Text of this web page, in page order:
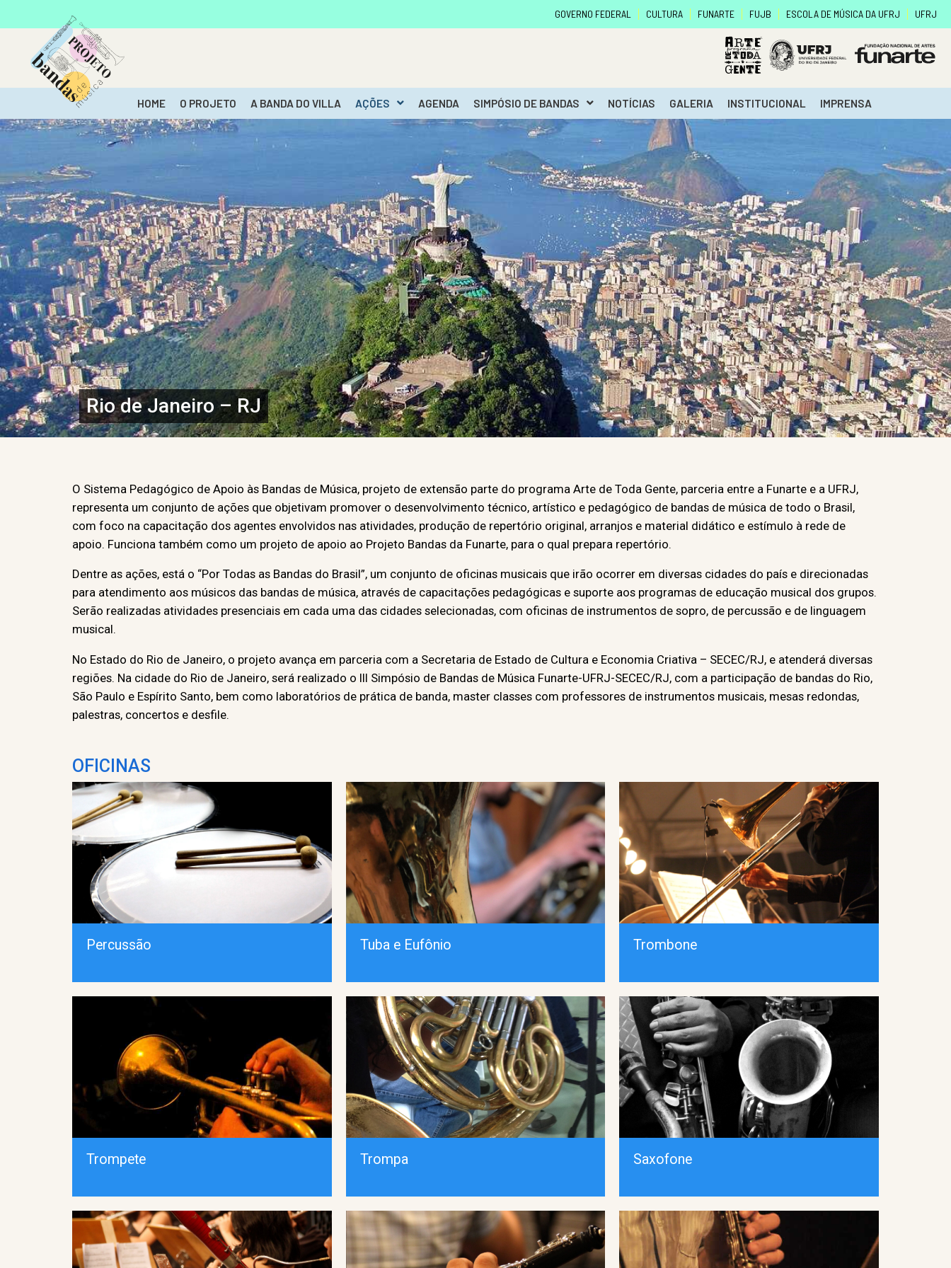
GOVERNO FEDERAL CULTURA FUNARTE FUJB ESCOLA DE MÚSICA DA UFRJ UFRJ
HOME O PROJETO A BANDA DO VILLA AÇÕES AGENDA SIMPÓSIO DE BANDAS NOTÍCIAS GALERIA INSTITUCIONAL IMPRENSA
Rio de Janeiro – RJ
O Sistema Pedagógico de Apoio às Bandas de Música, projeto de extensão parte do programa Arte de Toda Gente, parceria entre a Funarte e a UFRJ,
representa um conjunto de ações que objetivam promover o desenvolvimento técnico, artístico e pedagógico de bandas de música de todo o Brasil,
com foco na capacitação dos agentes envolvidos nas atividades, produção de repertório original, arranjos e material didático e estímulo à rede de
apoio. Funciona também como um projeto de apoio ao Projeto Bandas da Funarte, para o qual prepara repertório.
Dentre as ações, está o “Por Todas as Bandas do Brasil”, um conjunto de oficinas musicais que irão ocorrer em diversas cidades do país e direcionadas
para atendimento aos músicos das bandas de música, através de capacitações pedagógicas e suporte aos programas de educação musical dos grupos.
Serão realizadas atividades presenciais em cada uma das cidades selecionadas, com oficinas de instrumentos de sopro, de percussão e de linguagem
musical.
No Estado do Rio de Janeiro, o projeto avança em parceria com a Secretaria de Estado de Cultura e Economia Criativa – SECEC/RJ, e atenderá diversas
regiões. Na cidade do Rio de Janeiro, será realizado o III Simpósio de Bandas de Música Funarte-UFRJ-SECEC/RJ, com a participação de bandas do Rio,
São Paulo e Espírito Santo, bem como laboratórios de prática de banda, master classes com professores de instrumentos musicais, mesas redondas,
palestras, concertos e desfile.
OFICINAS
Percussão Tuba e Eufônio Trombone
Trompete Trompa Saxofone